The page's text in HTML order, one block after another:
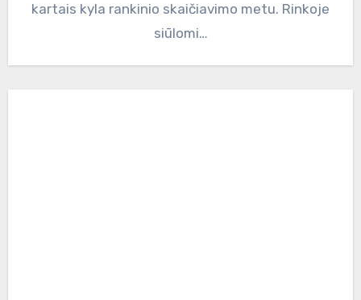
kartais kyla rankinio skaičiavimo metu. Rinkoje
siūlomi…